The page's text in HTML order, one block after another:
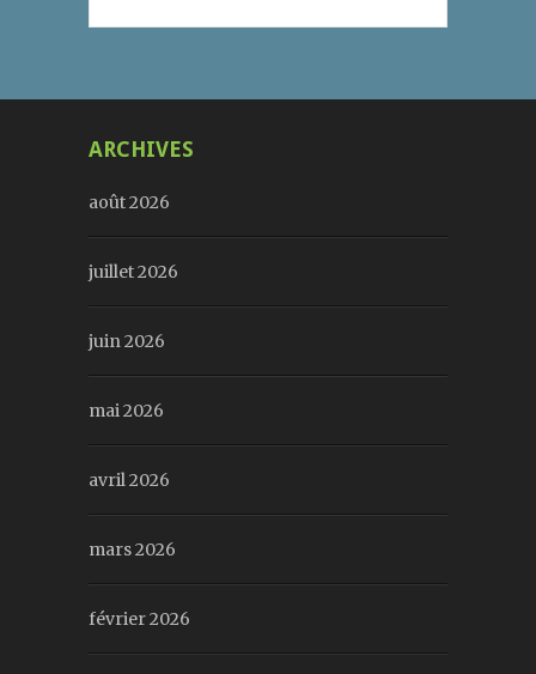
ARCHIVES
août 2026
juillet 2026
juin 2026
mai 2026
avril 2026
mars 2026
février 2026